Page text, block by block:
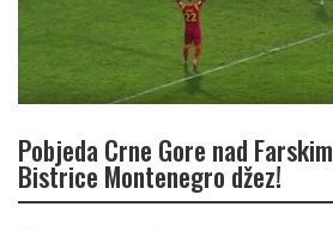
Pobjeda Crne Gore nad
Bistrice Montenegro džez!